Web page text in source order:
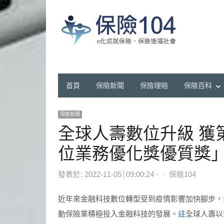
首頁 保險新聞 保險理賠 保險百科
保險新聞
全球人壽數位升級 獲
位業務優化獎優質獎
發表於: 2022-11-05 09:00:24 Author
保險104
近年來金融科技數位轉型受到疫情影響加快腳步
動保險業積極投入金融科技的發展。 註全球人壽